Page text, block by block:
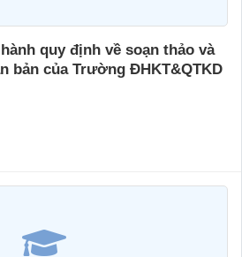
quy định về soạn thảo và
bản của Trường ĐHKT&QTKD